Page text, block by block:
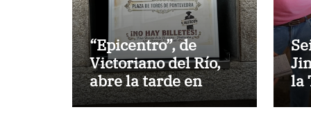
“Epicentro”, de
Victoriano del Río,
abre la tarde en
Pontevedra
la